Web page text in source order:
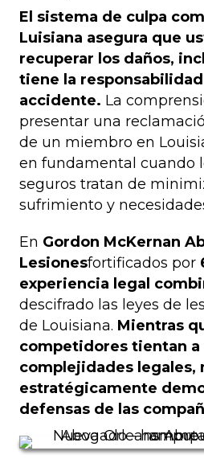
El sistema de culpa
Luisiana asegura que
recuperar los daños,
tiene la
accidente. La
presentar una
de un miembro en
en fundamental cuando
seguros tratan de
sufrimiento y
En Gordon McKernan
Lesionesfortificados por
experiencia legal
descifrado las leyes de
de Louisiana. Mientras
competidores tientan a
complejidades legales,
estratégicamente
defensas de las